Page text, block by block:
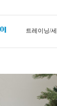
트레이닝/